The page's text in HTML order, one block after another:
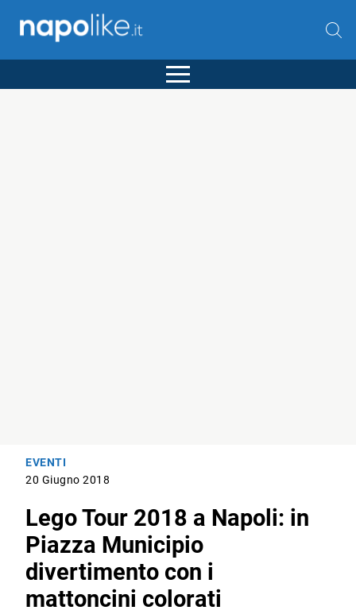
EVENTI
20 Giugno 2018
Lego Tour 2018 a Napoli: in
Piazza Municipio
divertimento con i
mattoncini colorati